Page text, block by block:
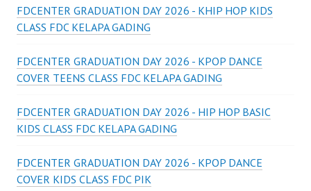
FDCENTER GRADUATION DAY 2026 - KHIP HOP KIDS
CLASS FDC KELAPA GADING
FDCENTER GRADUATION DAY 2026 - KPOP DANCE
COVER TEENS CLASS FDC KELAPA GADING
FDCENTER GRADUATION DAY 2026 - HIP HOP BASIC
KIDS CLASS FDC KELAPA GADING
FDCENTER GRADUATION DAY 2026 - KPOP DANCE
COVER KIDS CLASS FDC PIK